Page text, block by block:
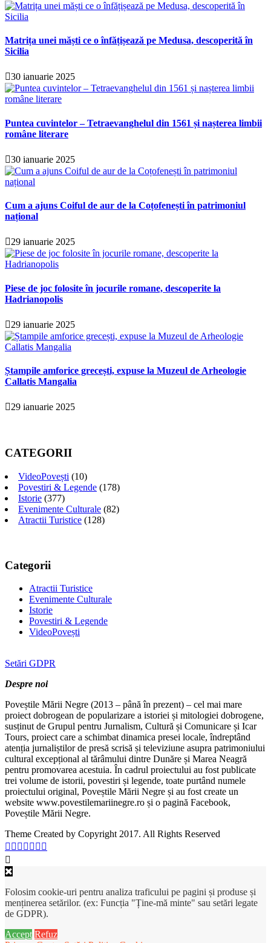
Matrița unei măști ce o înfățișează pe Medusa, descoperită în
Sicilia
30 ianuarie 2025
Puntea cuvintelor – Tetraevanghelul din 1561 și nașterea limbii
române literare
30 ianuarie 2025
Cum a ajuns Coiful de aur de la Coțofenești în patrimoniul
național
29 ianuarie 2025
Piese de joc folosite în jocurile romane, descoperite la
Hadrianopolis
29 ianuarie 2025
Ștampile amforice grecești, expuse la Muzeul de Arheologie
Callatis Mangalia
29 ianuarie 2025
CATEGORII
VideoPovești (10)
Povestiri & Legende (178)
Istorie (377)
Evenimente Culturale (82)
Atractii Turistice (128)
Categorii
Atractii Turistice
Evenimente Culturale
Istorie
Povestiri & Legende
VideoPovești
Setări GDPR
Despre noi
Poveștile Mării Negre (2013 – până în prezent) – cel mai mare
proiect dobrogean de popularizare a istoriei și mitologiei dobrogene,
susținut de Grupul pentru Jurnalism, Cultură și Comunicare și Icar
Tours, proiect care a schimbat dinamica presei locale, îndreptând
atenția jurnaliștilor de presă scrisă și televiziune asupra patrimoniului
cultural excepțional al tărâmului dintre Dunăre și Marea Neagră
pentru promovarea acestuia. În cadrul proiectului au fost publicate
trei volume de istorii, povestiri și legende, toate purtând numele
proiectului original, Poveștile Mării Negre și au fost create un
website www.povestilemariinegre.ro și o pagină Facebook,
Poveștile Mării Negre.
Theme Created by Copyright 2017. All Rights Reserved
Folosim cookie-uri pentru analiza traficului pe pagini și produse și
menținerea setărilor. (ex: Funcția "Ține-mă minte" sau setări legate
de GDPR).
Accept Refuz